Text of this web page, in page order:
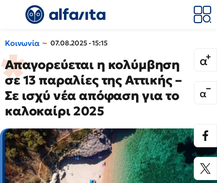
Κοινωνία 07.08.2025 - 15:15
Απαγορεύεται η κολύμβηση
σε 13 παραλίες της Αττικής –
Σε ισχύ νέα απόφαση για το
καλοκαίρι 2025